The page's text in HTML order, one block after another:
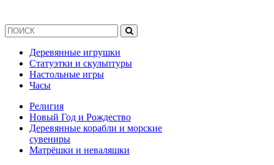
Деревянные игрушки
Статуэтки и скульптуры
Настольные игры
Часы
Религия
Новый Год и Рождество
Деревянные корабли и морские
сувениры
Матрёшки и неваляшки